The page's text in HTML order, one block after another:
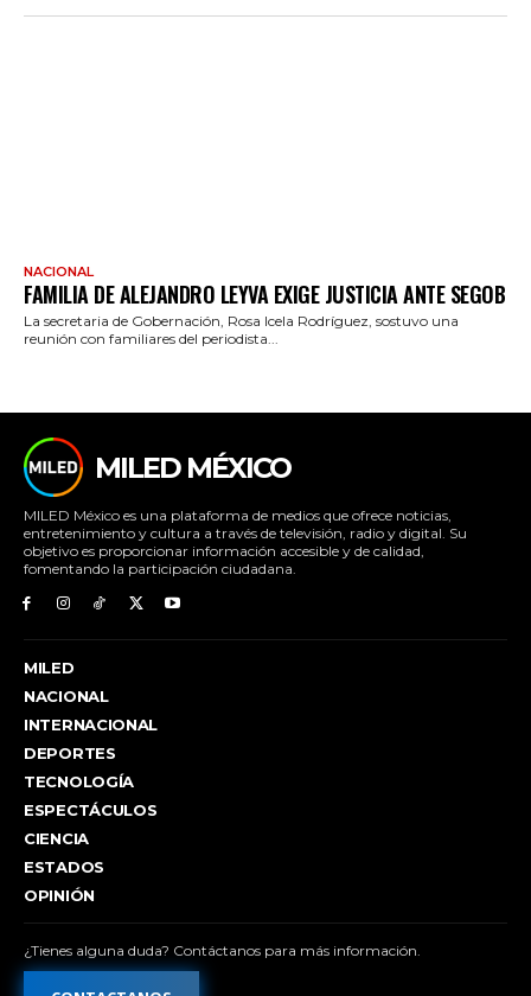
NACIONAL
FAMILIA DE ALEJANDRO LEYVA EXIGE JUSTICIA ANTE SEGOB
La secretaria de Gobernación, Rosa Icela Rodríguez, sostuvo una
reunión con familiares del periodista...
MILED MÉXICO
MILED México es una plataforma de medios que ofrece noticias,
entretenimiento y cultura a través de televisión, radio y digital. Su
objetivo es proporcionar información accesible y de calidad,
fomentando la participación ciudadana.
MILED
NACIONAL
INTERNACIONAL
DEPORTES
TECNOLOGÍA
ESPECTÁCULOS
CIENCIA
ESTADOS
OPINIÓN
¿Tienes alguna duda? Contáctanos para más información.